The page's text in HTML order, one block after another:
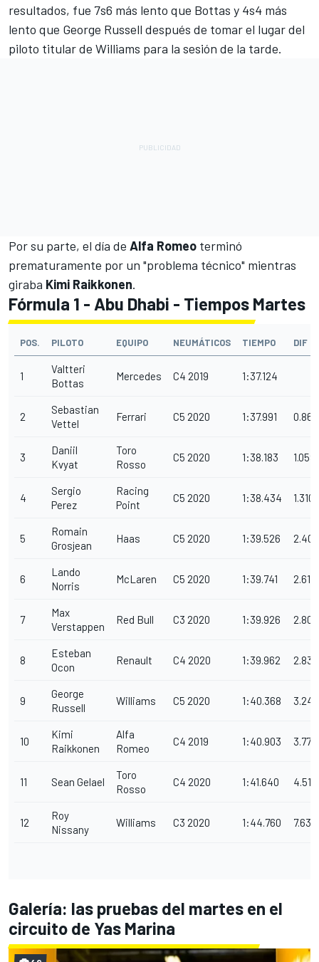
resultados, fue 7s6 más lento que Bottas y 4s4 más
lento que George Russell después de tomar el lugar del
piloto titular de Williams para la sesión de la tarde.
Por su parte, el día de Alfa Romeo terminó
prematuramente por un "problema técnico" mientras
giraba Kimi Raikkonen.
Fórmula 1 - Abu Dhabi - Tiempos Martes
POS. PILOTO EQUIPO NEUMÁTICOS TIEMPO DIF
1
Valtteri
Bottas
Mercedes C4 2019 1:37.124
2
Sebastian
Vettel
Ferrari C5 2020 1:37.991 0.867
3
Daniil
Kvyat
Toro
Rosso
C5 2020 1:38.183 1.059
4
Sergio
Perez
Racing
Point
C5 2020 1:38.434 1.310
5
Romain
Grosjean
Haas C5 2020 1:39.526 2.402
6
Lando
Norris
McLaren C5 2020 1:39.741 2.617
7
Max
Verstappen
Red Bull C3 2020 1:39.926 2.802
8
Esteban
Ocon
Renault C4 2020 1:39.962 2.838
9
George
Russell
Williams C5 2020 1:40.368 3.244
10
Kimi
Raikkonen
Alfa
Romeo
C4 2019 1:40.903 3.779
11 Sean Gelael
Toro
Rosso
C4 2020 1:41.640 4.516
12
Roy
Nissany
Williams C3 2020 1:44.760 7.636
Galería: las pruebas del martes en el
circuito de Yas Marina